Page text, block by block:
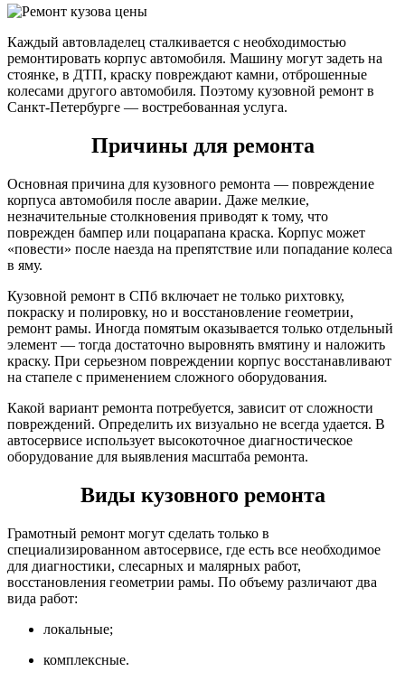
Каждый автовладелец сталкивается с необходимостью
ремонтировать корпус автомобиля. Машину могут задеть на
стоянке, в ДТП, краску повреждают камни, отброшенные
колесами другого автомобиля. Поэтому кузовной ремонт в
Санкт-Петербурге — востребованная услуга.
Причины для ремонта
Основная причина для кузовного ремонта — повреждение
корпуса автомобиля после аварии. Даже мелкие,
незначительные столкновения приводят к тому, что
поврежден бампер или поцарапана краска. Корпус может
«повести» после наезда на препятствие или попадание колеса
в яму.
Кузовной ремонт в СПб включает не только рихтовку,
покраску и полировку, но и восстановление геометрии,
ремонт рамы. Иногда помятым оказывается только отдельный
элемент — тогда достаточно выровнять вмятину и наложить
краску. При серьезном повреждении корпус восстанавливают
на стапеле с применением сложного оборудования.
Какой вариант ремонта потребуется, зависит от сложности
повреждений. Определить их визуально не всегда удается. В
автосервисе использует высокоточное диагностическое
оборудование для выявления масштаба ремонта.
Виды кузовного ремонта
Грамотный ремонт могут сделать только в
специализированном автосервисе, где есть все необходимое
для диагностики, слесарных и малярных работ,
восстановления геометрии рамы. По объему различают два
вида работ:
локальные;
комплексные.